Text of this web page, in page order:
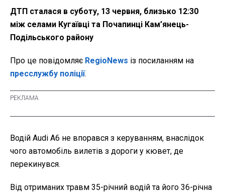
ДТП сталася в суботу, 13 червня, близько 12:30
між селами Кугаївці та Почапинці Кам’янець-
Подільського району
Про це повідомляє RegioNews із посиланням на
пресслужбу поліції.
Водій Audi A6 не впорався з керуванням, внаслідок
чого автомобіль вилетів з дороги у кювет, де
перекинувся.
Від отриманих травм 35-річний водій та його 36-річна